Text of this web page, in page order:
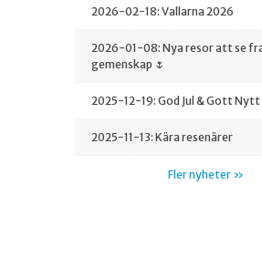
2026-02-18: Vallarna 2026
2026-01-08: Nya resor att se
gemenskap 🌷
2025-12-19: God Jul & Gott Nytt
2025-11-13: Kära resenärer
Fler nyheter